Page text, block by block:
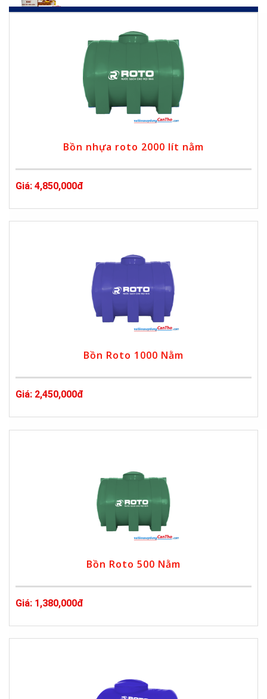
Bồn nhựa roto 2000 lít nằm
Giá: 4,850,000đ
Bồn Roto 1000 Nằm
Giá: 2,450,000đ
Bồn Roto 500 Nằm
Giá: 1,380,000đ